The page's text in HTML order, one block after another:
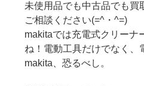
未使用品でも中古品でも買
ご相談ください(=^・^=)
makitaでは充電式クリーナ
ね！電動工具だけでなく、
makita、恐るべし。